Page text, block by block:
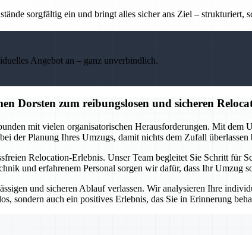
sorgfältig ein und bringt alles sicher ans Ziel – strukturiert,
Angebot an – ganz unverbindlich.
Dorsten zum reibungslosen und sicheren
mit vielen organisatorischen Herausforderungen. Mit dem
der Planung Ihres Umzugs, damit nichts dem Zufall
Relocation-Erlebnis. Unser Team begleitet Sie Schritt für
und erfahrenem Personal sorgen wir dafür, dass Ihr Umzug
und sicheren Ablauf verlassen. Wir analysieren Ihre
sondern auch ein positives Erlebnis, das Sie in Erinnerung